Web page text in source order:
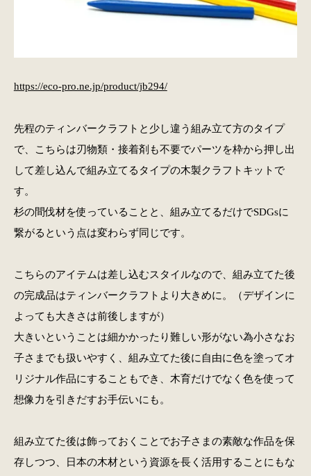
https://eco-pro.ne.jp/product/jb294/
先程のティンバークラフトと少し違う組み立て方のタイプ
で、こちらは刃物類・接着剤も不要でパーツを枠から押し出
して差し込んで組み立てるタイプの木製クラフトキットで
す。
杉の間伐材を使っていることと、組み立てるだけでSDGsに
繋がるという点は変わらず同じです。
こちらのアイテムは差し込むスタイルなので、組み立てた後
の完成品はティンバークラフトより大きめに。（デザインに
よっても大きさは前後しますが）
大きいということは細かかったり難しい形がない為小さなお
子さまでも扱いやすく、組み立てた後に自由に色を塗ってオ
リジナル作品にすることもでき、木育だけでなく色を使って
想像力を引きだすお手伝いにも。
組み立てた後は飾っておくことでお子さまの素敵な作品を保
存しつつ、日本の木材という資源を長く活用することにもな